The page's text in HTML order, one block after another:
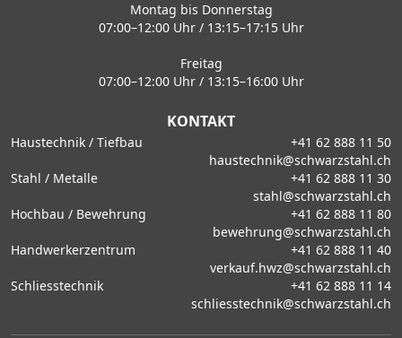
Montag bis Donnerstag
07:00–12:00 Uhr / 13:15–17:15 Uhr
Freitag
07:00–12:00 Uhr / 13:15–16:00 Uhr
KONTAKT
Haustechnik / Tiefbau
+41 62 888 11 50
haustechnik@schwarzstahl.ch
Stahl / Metalle
+41 62 888 11 30
stahl@schwarzstahl.ch
Hochbau / Bewehrung
+41 62 888 11 80
bewehrung@schwarzstahl.ch
Handwerkerzentrum
+41 62 888 11 40
verkauf.hwz@schwarzstahl.ch
Schliesstechnik
+41 62 888 11 14
schliesstechnik@schwarzstahl.ch